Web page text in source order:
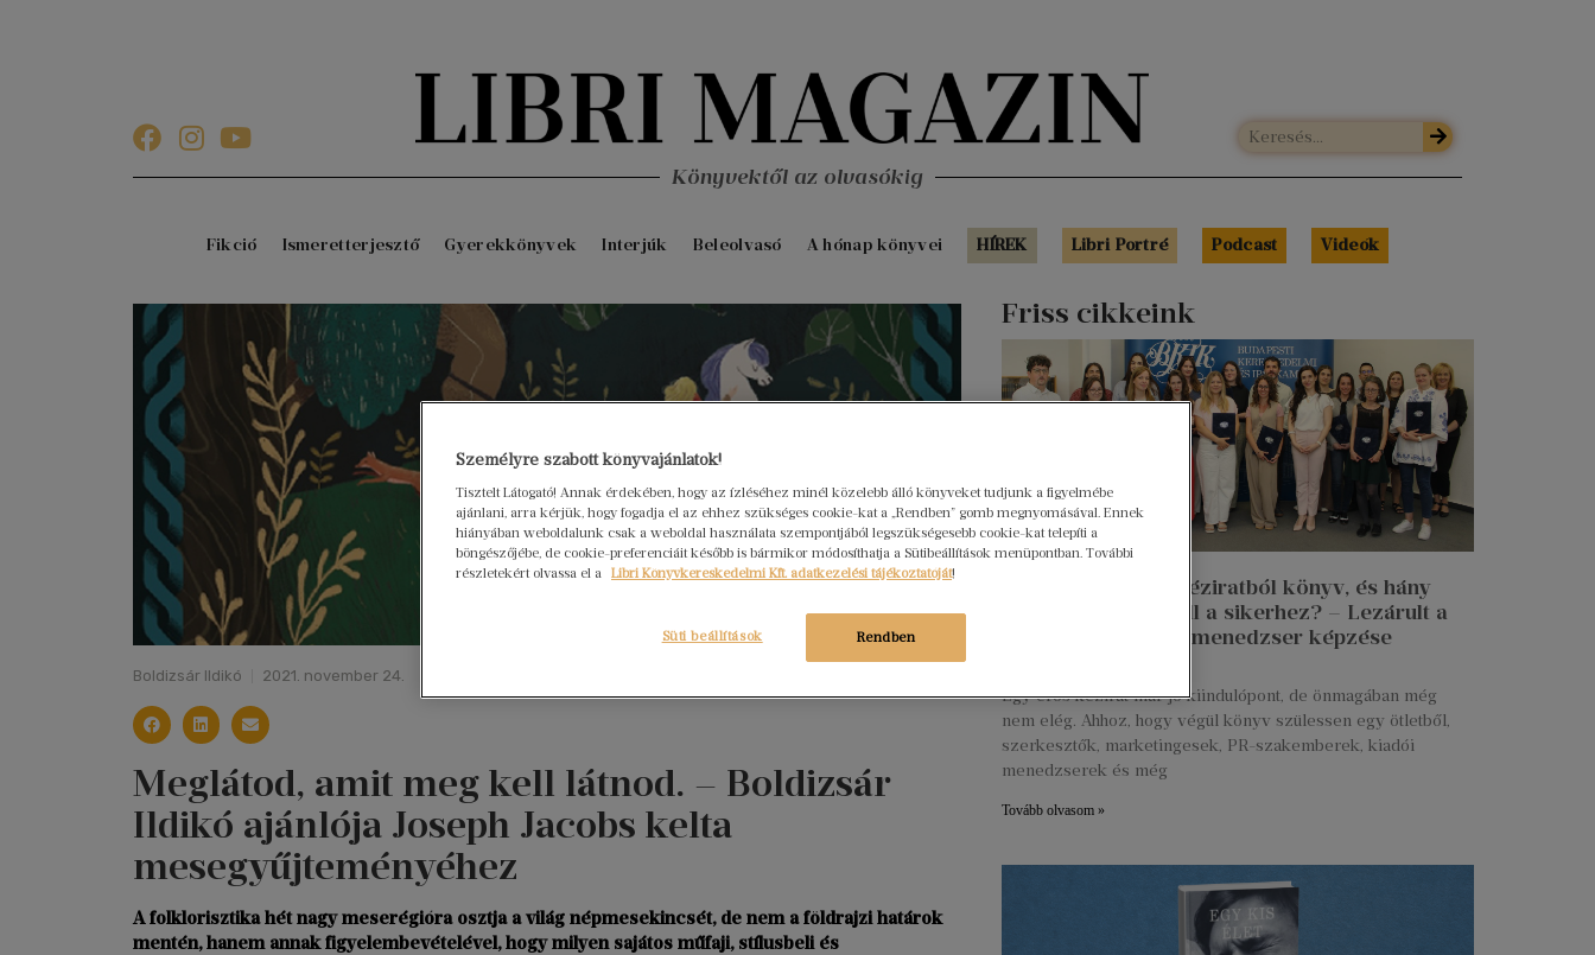
Könyvektől az olvasókig
Fikció Ismeretterjesztő Gyerekkönyvek Interjúk Beleolvasó A hónap könyvei HÍREK Libri Portré Podcast Videók
Boldizsár Ildikó 2021. november 24.
Meglátod, amit meg kell látnod. – Boldizsár
Ildikó ajánlója Joseph Jacobs kelta
mesegyűjteményéhez
A folklorisztika hét nagy meserégióra osztja a világ népmesekincsét, de nem a földrajzi határok
mentén, hanem annak figyelembevételével, hogy milyen sajátos műfaji, stílusbeli és
Friss cikkeink
Hogyan lesz egy kéziratból könyv, és hány
ember munkája kell a sikerhez? – Lezárult a
Libri Talent kiadói menedzser képzése
Egy erős kézirat már jó kiindulópont, de önmagában még
nem elég. Ahhoz, hogy végül könyv szülessen egy ötletből,
szerkesztők, marketingesek, PR-szakemberek, kiadói
menedzserek és még
Tovább olvasom »
Személyre szabott könyvajánlatok!
Tisztelt Látogató! Annak érdekében, hogy az ízléséhez minél közelebb álló könyveket tudjunk a figyelmébe
ajánlani, arra kérjük, hogy fogadja el az ehhez szükséges cookie-kat a „Rendben” gomb megnyomásával. Ennek
hiányában weboldalunk csak a weboldal használata szempontjából legszükségesebb cookie-kat telepíti a
böngészőjébe, de cookie-preferenciáit később is bármikor módosíthatja a Sütibeállítások menüpontban. További
részletekért olvassa el a
Libri Könyvkereskedelmi Kft. adatkezelési tájékoztatóját!
Rendben
Süti beállítások